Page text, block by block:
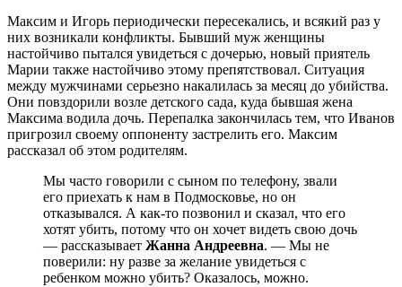
Максим и Игорь периодически пересекались, и всякий раз у
них возникали конфликты. Бывший муж женщины
настойчиво пытался увидеться с дочерью, новый приятель
Марии также настойчиво этому препятствовал. Ситуация
между мужчинами серьезно накалилась за месяц до убийства.
Они повздорили возле детского сада, куда бывшая жена
Максима водила дочь. Перепалка закончилась тем, что Иванов
пригрозил своему оппоненту застрелить его. Максим
рассказал об этом родителям.
Мы часто говорили с сыном по телефону, звали
его приехать к нам в Подмосковье, но он
отказывался. А как-то позвонил и сказал, что его
хотят убить, потому что он хочет видеть свою дочь
— рассказывает Жанна Андреевна. — Мы не
поверили: ну разве за желание увидеться с
ребенком можно убить? Оказалось, можно.